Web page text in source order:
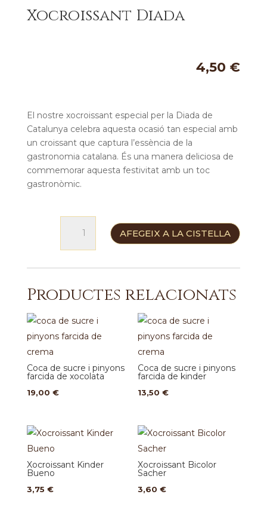
Xocroissant Diada
4,50 €
El nostre xocroissant especial per la Diada de
Catalunya celebra aquesta ocasió tan especial amb
un croissant que captura l’essència de la
gastronomia catalana. És una manera deliciosa de
commemorar aquesta festivitat amb un toc
gastronòmic.
Xocroissant
AFEGEIX A LA CISTELLA
Productes relacionats
Coca de sucre i pinyons
farcida de xocolata
19,00 €
Coca de sucre i pinyons
farcida de kinder
13,50€
Xocroissant Kinder
Bueno
3,75 €
Xocroissant Bicolor
Sacher
3,60€